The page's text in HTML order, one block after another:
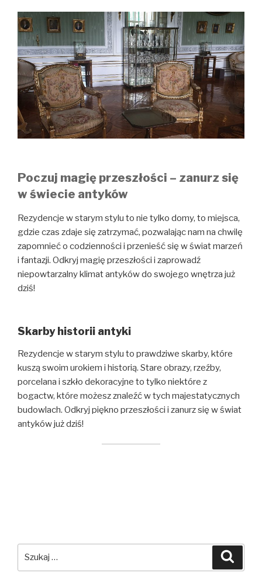
Poczuj magię przeszłości – zanurz się
w świecie antyków
Rezydencje w starym stylu to nie tylko domy, to miejsca,
gdzie czas zdaje się zatrzymać, pozwalając nam na chwilę
zapomnieć o codzienności i przenieść się w świat marzeń
i fantazji. Odkryj magię przeszłości i zaprowadź
niepowtarzalny klimat antyków do swojego wnętrza już
dziś!
Skarby historii antyki
Rezydencje w starym stylu to prawdziwe skarby, które
kuszą swoim urokiem i historią. Stare obrazy, rzeźby,
porcelana i szkło dekoracyjne to tylko niektóre z
bogactw, które możesz znaleźć w tych majestatycznych
budowlach. Odkryj piękno przeszłości i zanurz się w świat
antyków już dziś!